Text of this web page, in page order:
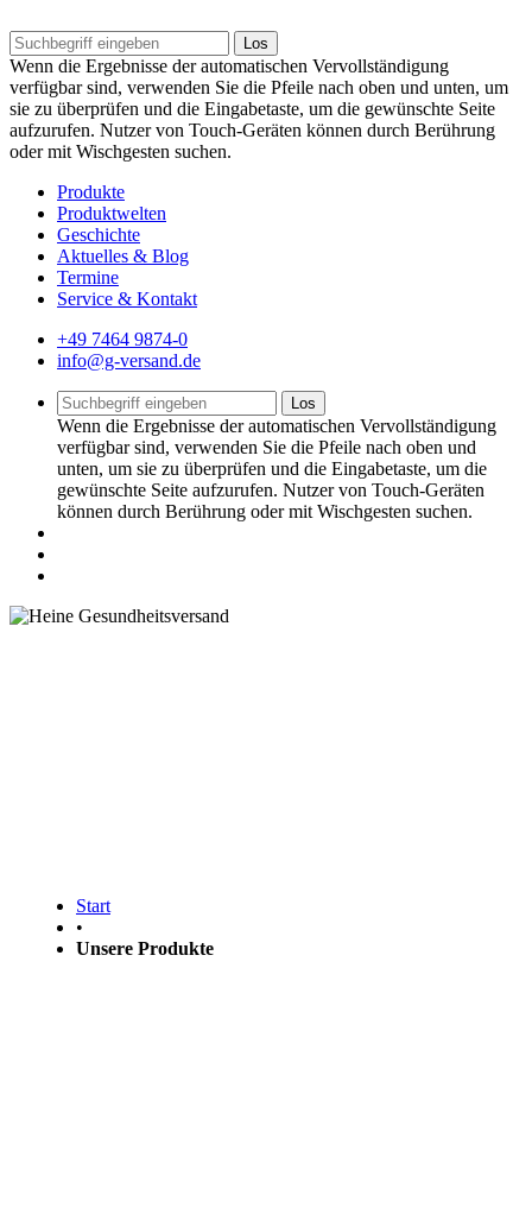
Los
Wenn die Ergebnisse der automatischen Vervollständigung
verfügbar sind, verwenden Sie die Pfeile nach oben und unten, um
sie zu überprüfen und die Eingabetaste, um die gewünschte Seite
aufzurufen. Nutzer von Touch-Geräten können durch Berührung
oder mit Wischgesten suchen.
Produkte
Produktwelten
Geschichte
Aktuelles & Blog
Termine
Service & Kontakt
+49 7464 9874-0
info@g-versand.de
Los
Wenn die Ergebnisse der automatischen Vervollständigung
verfügbar sind, verwenden Sie die Pfeile nach oben und
unten, um sie zu überprüfen und die Eingabetaste, um die
gewünschte Seite aufzurufen. Nutzer von Touch-Geräten
können durch Berührung oder mit Wischgesten suchen.
Start
•
Unsere Produkte